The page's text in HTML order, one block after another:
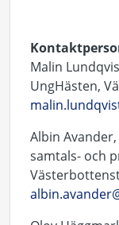
Malin
UngHästen,
Albin
samtals- och